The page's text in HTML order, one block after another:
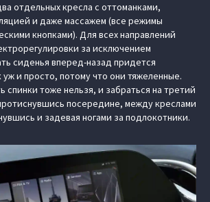
отдельных кресла с оттоманками,
и даже массажем (все режимы
кнопками). Для всех направлений
за исключением
сиденья вперед-назад придется
уж и просто, потому что они тяжеленные.
спинки тоже нельзя, и забраться на третий
посередине, между креслами
и задевая ногами за подлокотники.